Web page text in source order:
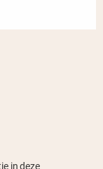
in deze